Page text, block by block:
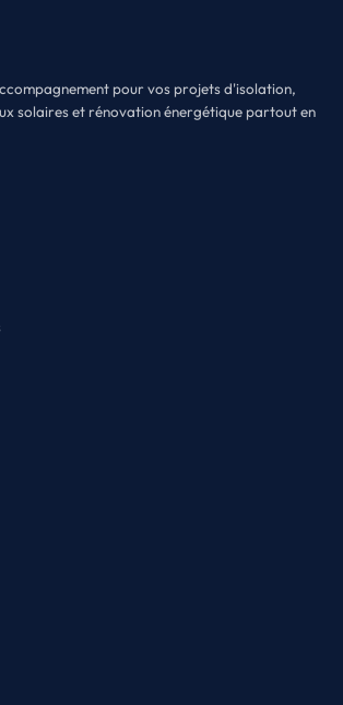
pour vos projets d'isolation,
solaires et rénovation énergétique partout en